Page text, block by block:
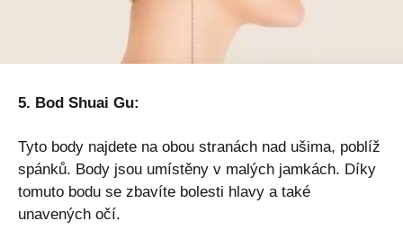
5. Bod Shuai Gu:
Tyto body najdete na obou stranách nad ušima, poblíž
spánků. Body jsou umístěny v malých jamkách. Díky
tomuto bodu se zbavíte bolesti hlavy a také
unavených očí.